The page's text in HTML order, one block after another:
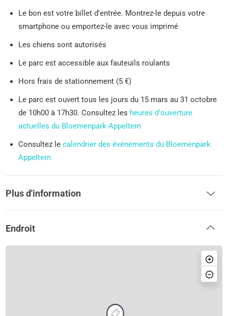
Le bon est votre billet d'entrée. Montrez-le depuis votre
smartphone ou emportez-le avec vous imprimé
Les chiens sont autorisés
Le parc est accessible aux fauteuils roulants
Hors frais de stationnement (5 €)
Le parc est ouvert tous les jours du 15 mars au 31 octobre
de 10h00 à 17h30. Consultez les heures d'ouverture
actuelles du Bloemenpark Appeltern
Consultez lecalendrier des événements du Bloemenpark
Appeltern
Plus d'information
Endroit